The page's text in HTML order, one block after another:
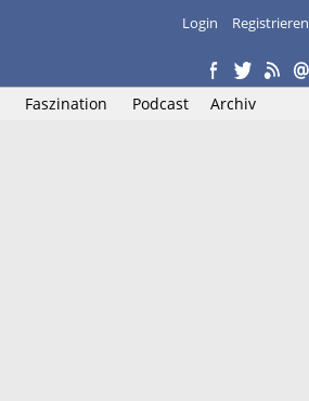
Login Registrieren
Faszination Podcast Archiv